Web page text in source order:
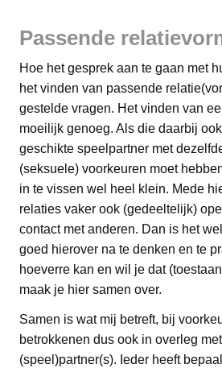
Passende
Hoe het gesprek aan te gaan met
het vinden van passende
gestelde vragen. Het vinden van
moeilijk genoeg. Als die daarbij
geschikte speelpartner met
(seksuele) voorkeuren moet
in te vissen wel heel klein. Mede
relaties vaker ook (gedeeltelijk)
contact met anderen. Dan is het
goed hierover na te denken en te
hoeverre kan en wil je dat
maak je hier samen over.
Samen is wat mij betreft, bij
betrokkenen dus ook in overleg
(speel)partner(s). Ieder heeft